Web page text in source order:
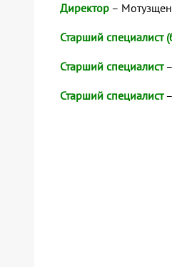
Директор –
Старший специалист
Старший специалист–
Старший специалист–